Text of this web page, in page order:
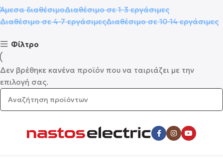
Άμεσα διαθέσιμοΔιαθέσιμο σε 1-3 εργάσιμες
Διαθέσιμο σε 4-7 εργάσιμεςΔιαθέσιμο σε 10-14 εργάσιμες
Φίλτρο
Δεν βρέθηκε κανένα προϊόν που να ταιριάζει με την
επιλογή σας.